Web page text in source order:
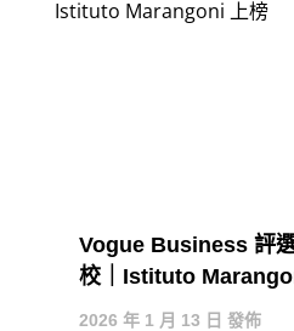
Vogue Business 評
校｜Istituto
2026 年 1 月 13 日 發佈